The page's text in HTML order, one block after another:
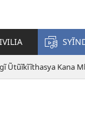
Ũtũĩkĩĩthasya Kana